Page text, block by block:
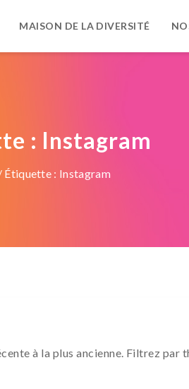
MAISON DE LA DIVERSITÉ
: Instagram
Étiquette : Instagram
à la plus ancienne. Filtrez par